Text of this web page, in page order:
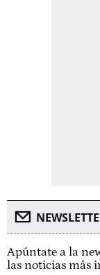
Apúntate a la
las noticias más